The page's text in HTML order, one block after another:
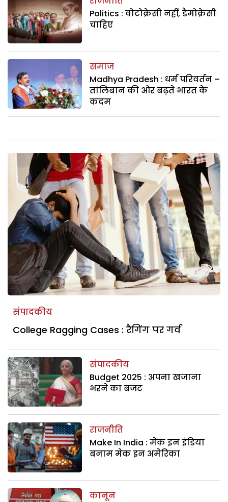
Politics : वोटोक्रेसी नहीं, डैमोक्रेसी
चाहिए
समाज
Madhya Pradesh : धर्म परिवर्तन –
तालिबान की ओर बढ़ते भारत के
कदम
संपादकीय
College Ragging Cases : रैगिंग पर गर्व
संपादकीय
Budget 2025 : अपना खजाना
भरने का बजट
राजनीति
Make In India : मेक इन इंडिया
बनाम मेक इन अमेरिका
कानून